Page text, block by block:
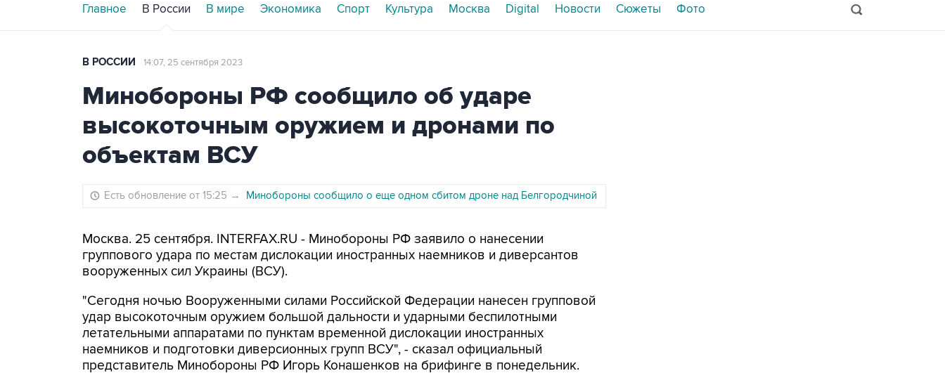
Главное В России В мире Экономика Спорт Культура Москва Digital Новости Сюжеты Фото
В РОССИИ 14:07, 25 сентября 2023
Минобороны РФ сообщило об ударе
высокоточным оружием и дронами по
объектам ВСУ
Есть обновление от 15:25 → Минобороны сообщило о еще одном сбитом дроне над Белгородчиной
Москва. 25 сентября. INTERFAX.RU - Минобороны РФ заявило о нанесении
группового удара по местам дислокации иностранных наемников и диверсантов
вооруженных сил Украины (ВСУ).
"Сегодня ночью Вооруженными силами Российской Федерации нанесен групповой
удар высокоточным оружием большой дальности и ударными беспилотными
летательными аппаратами по пунктам временной дислокации иностранных
наемников и подготовки диверсионных групп ВСУ", - сказал официальный
представитель Минобороны РФ Игорь Конашенков на брифинге в понедельник.